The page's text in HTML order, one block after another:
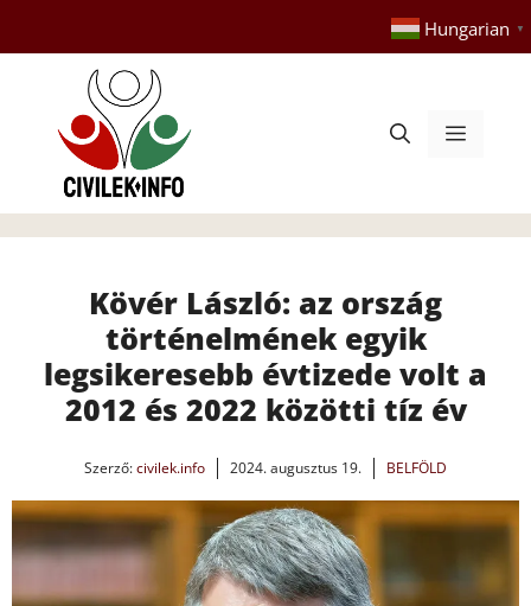
tartalomba
Hungarian ▼
Menü
Kövér László: az ország
történelmének egyik
legsikeresebb évtizede volt a
2012 és 2022 közötti tíz év
Szerző:civilek.info 2024. augusztus 19. BELFÖLD